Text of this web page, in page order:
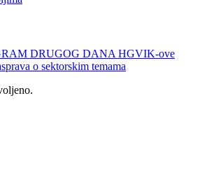
DRUGOG DANA HGVIK-ove
o sektorskim temama